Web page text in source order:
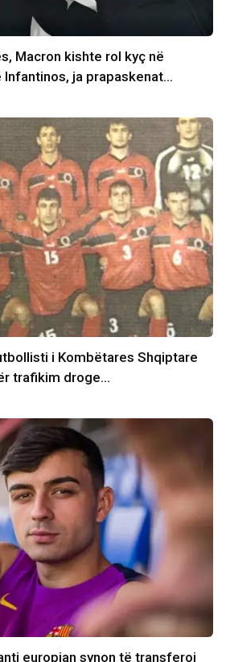
Macron kishte rol kyç në
ja prapaskenat…
i Kombëtares Shqiptare
trafikim droge…
europian synon të transferoj